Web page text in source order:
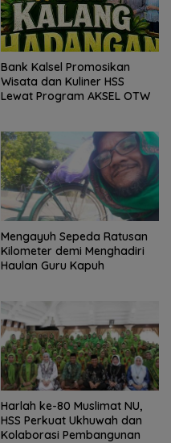
Bank Kalsel Promosikan
Wisata dan Kuliner HSS
Lewat Program AKSEL OTW
Mengayuh Sepeda Ratusan
Kilometer demi Menghadiri
Haulan Guru Kapuh
Harlah ke-80 Muslimat NU,
HSS Perkuat Ukhuwah dan
Kolaborasi Pembangunan